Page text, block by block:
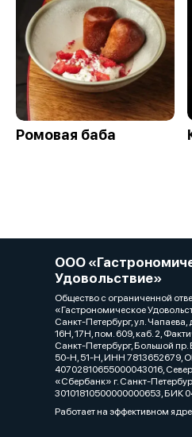
Ромовая баба
ООО
Удовольствие»
Общество с ограниченной
«Гастрономическое
Санкт-Петербург, ул. Чапаева,
16Н, 17Н, пом. 609, каб. 2,
Санкт-Петербург, Большой пр.
50-Н, 51-Н, ИНН 7813652679,
40702810655000043016,
«Сбербанк» г. Санкт-
30101810500000000653, БИК
Работает на эффективном ядре